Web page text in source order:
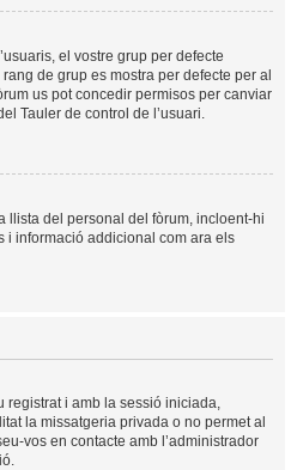
el vostre grup per defecte
de grup es mostra per defecte per al
us pot concedir permisos per canviar
Tauler de control de l’usuari.
llista del personal del fòrum, incloent-hi
i informació addicional com ara els
i amb la sessió iniciada,
la missatgeria privada o no permet al
vos en contacte amb l’administrador